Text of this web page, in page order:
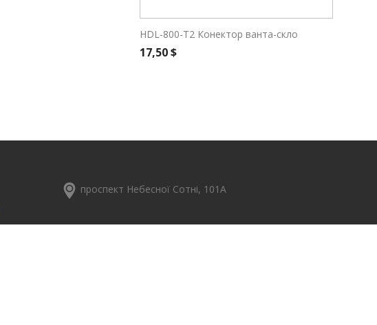
HDL-800-Т2 Конектор ванта-скло
Ціна
17,50 $
Швидкий перегляд
проспект Небесної Сотні, 101А